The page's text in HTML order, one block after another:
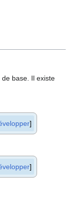
base. Il existe